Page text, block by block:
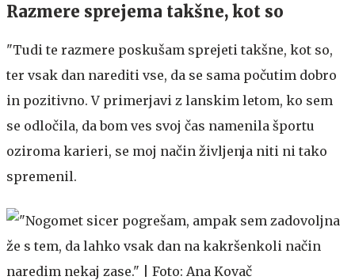
Razmere sprejema takšne, kot so
"Tudi te razmere poskušam sprejeti takšne, kot so,
ter vsak dan narediti vse, da se sama počutim dobro
in pozitivno. V primerjavi z lanskim letom, ko sem
se odločila, da bom ves svoj čas namenila športu
oziroma karieri, se moj način življenja niti ni tako
spremenil.